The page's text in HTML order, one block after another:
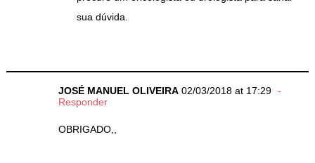
sua dúvida.
JOSÉ MANUEL OLIVEIRA 02/03/2018 at 17:29
Responder
OBRIGADO,,